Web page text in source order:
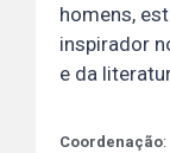
homens,
inspirador
e da
Coordenação